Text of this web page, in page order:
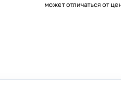
может отличаться от